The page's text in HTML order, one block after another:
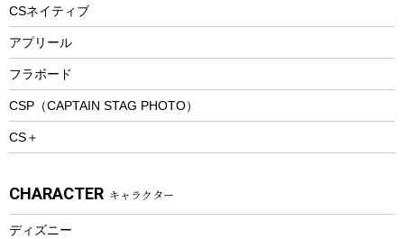
トレッキング
トレッキングアクセサリー
プレイグッズ
ウェルネス
ウェア、タオル
CSネイティブ
アプリール
フラボード
CSP（CAPTAIN STAG PHOTO）
CS＋
CHARACTER キャラクター
ディズニー